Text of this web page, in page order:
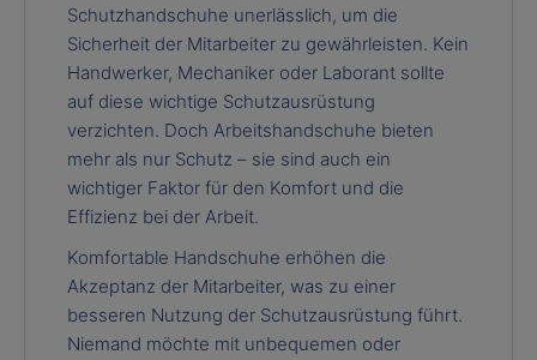
Schutzhandschuhe unerlässlich, um die
Sicherheit der Mitarbeiter zu gewährleisten. Kein
Handwerker, Mechaniker oder Laborant sollte
auf diese wichtige Schutzausrüstung
verzichten. Doch Arbeitshandschuhe bieten
mehr als nur Schutz – sie sind auch ein
wichtiger Faktor für den Komfort und die
Effizienz bei der Arbeit.
Komfortable Handschuhe erhöhen die
Akzeptanz der Mitarbeiter, was zu einer
besseren Nutzung der Schutzausrüstung führt.
Niemand möchte mit unbequemen oder